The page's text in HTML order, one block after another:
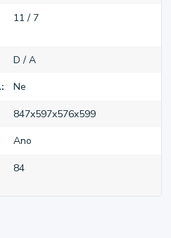
11 / 7
D / A
Ne
847x597x576x599
Ano
84